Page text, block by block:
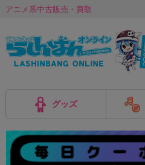
アニメ系中古販売・買取
グッズ